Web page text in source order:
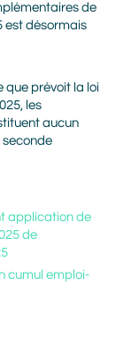
de
est désormais
que prévoit la loi
les
aucun
seconde
application de
de
cumul emploi-